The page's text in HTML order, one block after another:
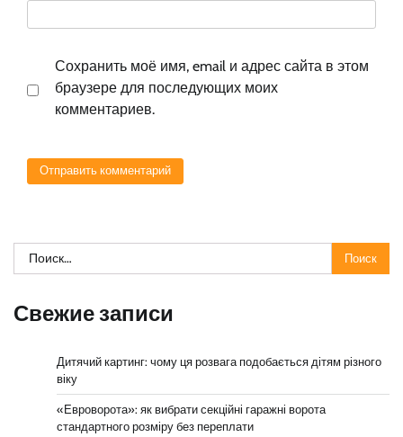
Сохранить моё имя, email и адрес сайта в этом
браузере для последующих моих
комментариев.
Найти:
Свежие записи
Дитячий картинг: чому ця розвага подобається дітям різного
віку
«Евроворота»: як вибрати секційні гаражні ворота
стандартного розміру без переплати